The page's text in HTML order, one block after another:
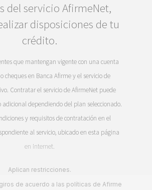
del servicio AfirmeNet,
disposiciones de tu
crédito.
que mantengan vigente con una cuenta
cheques en Banca Afirme y el servicio de
Contratar el servicio de AfirmeNet puede
adicional dependiendo del plan seleccionado.
y requisitos de contratación en el
al servicio, ubicado en esta página
en internet.
Aplican restricciones.
de acuerdo a las políticas de Afirme